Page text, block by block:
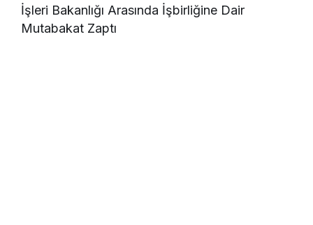
İşleri Bakanlığı Arasında İşbirliğine Dair
Mutabakat Zaptı